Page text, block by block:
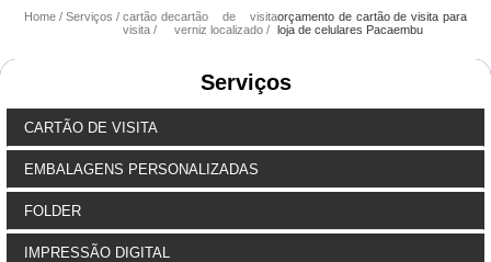
Home Serviços
cartão de
visita
cartão de visita
verniz localizado
orçamento de cartão de visita para
loja de celulares Pacaembu
Serviços
CARTÃO DE VISITA
EMBALAGENS PERSONALIZADAS
FOLDER
IMPRESSÃO DIGITAL